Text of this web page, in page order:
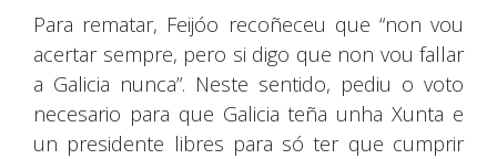
Para rematar, Feijóo recoñeceu que “non vou
acertar sempre, pero si digo que non vou fallar
a Galicia nunca”. Neste sentido, pediu o voto
necesario para que Galicia teña unha Xunta e
un presidente libres para só ter que cumprir